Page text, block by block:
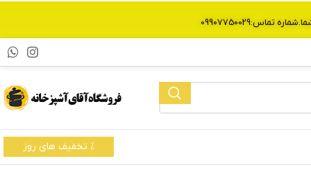
% تخفیف های روز